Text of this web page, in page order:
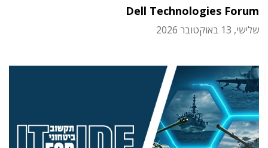
Dell Technologies Forum
שלישי, 13 באוקטובר 2026